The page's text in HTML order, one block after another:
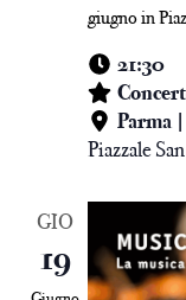
giugno in
21:30
Parma
Piazzale
GIO
19